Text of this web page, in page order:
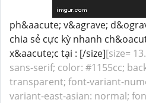
ph&aacute; v&agrave;
chia sẻ cực kỳ nhanh
x&aacute;c tại : [/size][size=
sans-serif; color: #1155cc;
transparent; font-variant-
variant-east-asian: normal;